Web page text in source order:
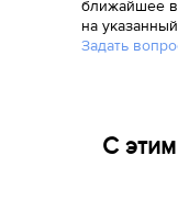
ближайшее
на
Задать
С